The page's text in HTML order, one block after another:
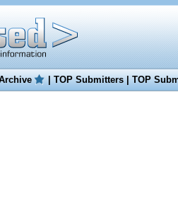
|TOP Submitters|TOP